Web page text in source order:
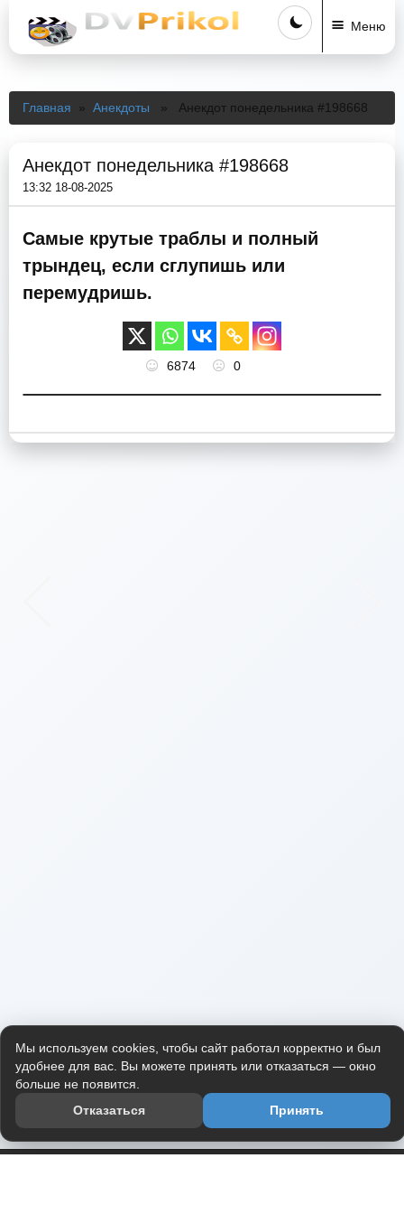
Меню
Главная » Анекдоты » Анекдот понедельника #198668
Анекдот понедельника #198668
13:32 18-08-2025
Самые крутые траблы и полный
трындец, если сглупишь или
перемудришь.
6874 0
Мы используем cookies, чтобы сайт работал корректно и был
удобнее для вас. Вы можете принять или отказаться — окно
больше не появится.
Отказаться
Принять